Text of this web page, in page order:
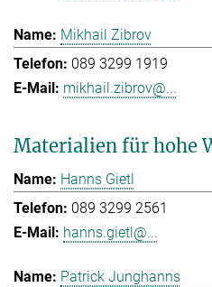
Mikhail Zibrov
089 3299 1919
mikhail.zibrov@...
Materialien für hohe
Hanns Gietl
089 3299 2561
hanns.gietl@...
Patrick Junghanns